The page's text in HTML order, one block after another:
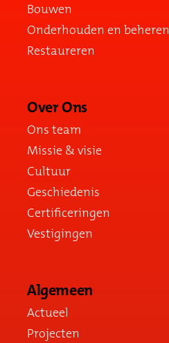
Bouwen
Onderhouden en beheren
Restaureren
Over Ons
Ons team
Missie & visie
Cultuur
Geschiedenis
Certificeringen
Vestigingen
Algemeen
Actueel
Projecten